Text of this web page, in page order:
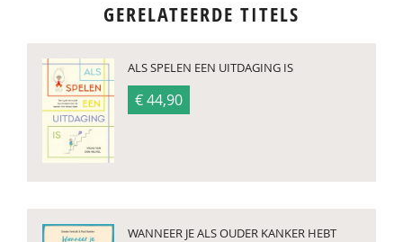
GERELATEERDE TITELS
ALS SPELEN EEN UITDAGING IS
€ 44,90
WANNEER JE ALS OUDER KANKER HEBT